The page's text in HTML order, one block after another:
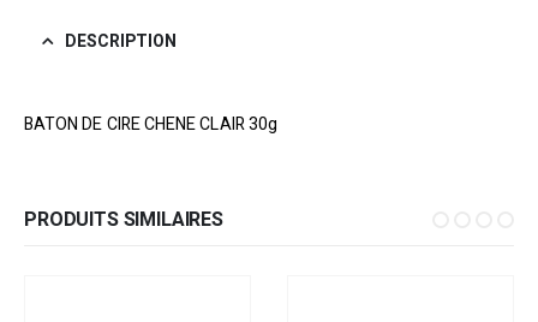
DESCRIPTION
BATON DE CIRE CHENE CLAIR 30g
PRODUITS SIMILAIRES